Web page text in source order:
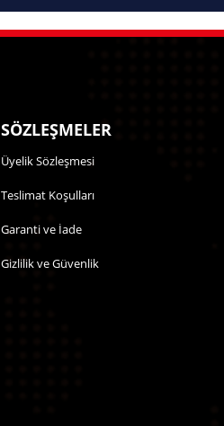
SÖZLEŞMELER
Üyelik Sözleşmesi
Teslimat Koşulları
Garanti ve İade
Gizlilik ve Güvenlik